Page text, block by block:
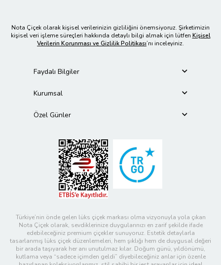
Nota Çiçek olarak kişisel verilerinizin gizliliğini önemsiyoruz. Şirketimizin
kişisel veri işleme süreçleri hakkında detaylı bilgi almak için lütfen Kişisel
Verilerin Korunması ve Gizlilik Politikası’nı inceleyiniz.
Faydalı Bilgiler
Kurumsal
Özel Günler
Türkiye’nin önde gelen lüks çiçek markası olma vizyonuyla yola çıkan
Nota Çiçek olarak, sevdiklerinize duygularınızı en zarif şekilde ifade
edebileceğiniz premium çiçekler sunuyoruz. Estetik detaylarla
tasarlanmış lüks çiçek düzenlemeleri, hem şıklığı hem de duygusal değeri
bir arada taşıyarak her anı unutulmaz kılar. Doğum günü, yıldönümü,
kutlama veya “sadece içimden geldi” diyebileceğiniz anlar için özenle